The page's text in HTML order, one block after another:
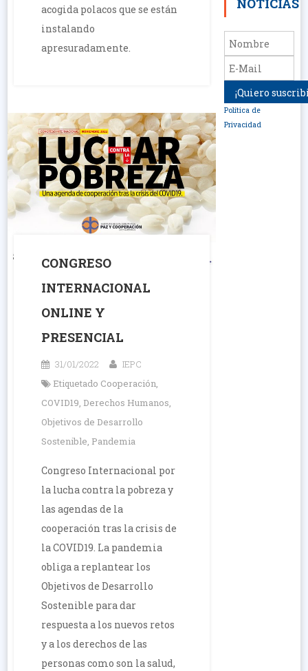
acogida polacos que se están
instalando
apresuradamente.
CONGRESO
INTERNACIONAL
ONLINE Y
PRESENCIAL
31/01/2022
IEPC
Etiquetado Cooperación,
COVID19, Derechos Humanos,
Objetivos de Desarrollo
Sostenible, Pandemia
Congreso Internacional por
la lucha contra la pobreza y
las agendas de la
cooperación tras la crisis de
la COVID19. La pandemia
obliga a replantear los
Objetivos de Desarrollo
Sostenible para dar
respuesta a los nuevos retos
y a los derechos de las
personas como son la salud,
NOTICIAS
Política de
Privacidad